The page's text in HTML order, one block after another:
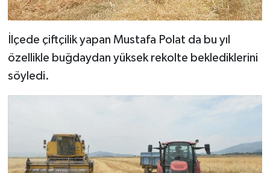
İlçede çiftçilik yapan Mustafa Polat da bu yıl
özellikle buğdaydan yüksek rekolte beklediklerini
söyledi.
ÇEVRE
BİLİM VE TEKNOLOJİ
YARIŞMALAR
TANITIM